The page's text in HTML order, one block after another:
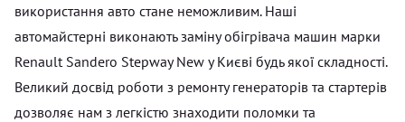
використання авто стане неможливим. Наші
автомайстерні виконають заміну обігрівача машин марки
Renault Sandero Stepway New у Києві будь якої складності.
Великий досвід роботи з ремонту генераторів та стартерів
дозволяє нам з легкістю знаходити поломки та